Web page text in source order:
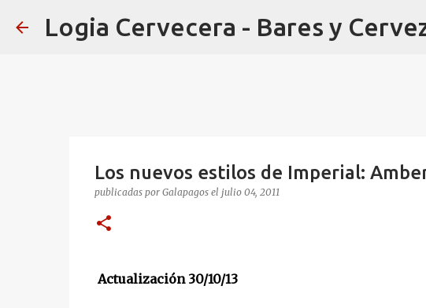
Logia Cervecera - Bares y
Los nuevos estilos de Imperial:
publicadas por Galapagos el julio 04, 2011
Actualización 30/10/13